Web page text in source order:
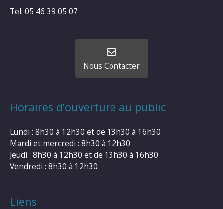
Tel: 05 46 39 05 07
Nous Contacter
Horaires d’ouverture au public
Lundi : 8h30 à 12h30 et de 13h30 à 16h30
Mardi et mercredi : 8h30 à 12h30
Jeudi : 8h30 à 12h30 et de 13h30 à 16h30
Vendredi : 8h30 à 12h30
Liens